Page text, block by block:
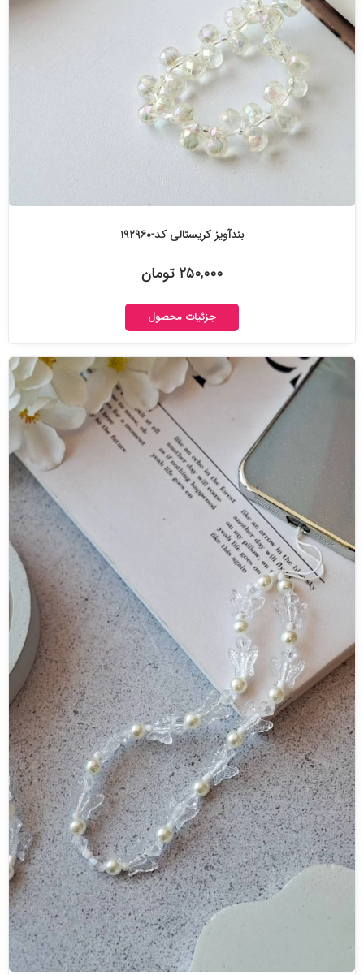
بندآویز کریستالی کد-۱۹۲۹۶۰
۲۵۰,۰۰۰ تومان
جزئیات محصول